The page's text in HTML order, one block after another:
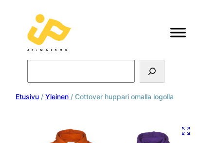
Etusivu / Yleinen / Cottover huppari omalla logolla